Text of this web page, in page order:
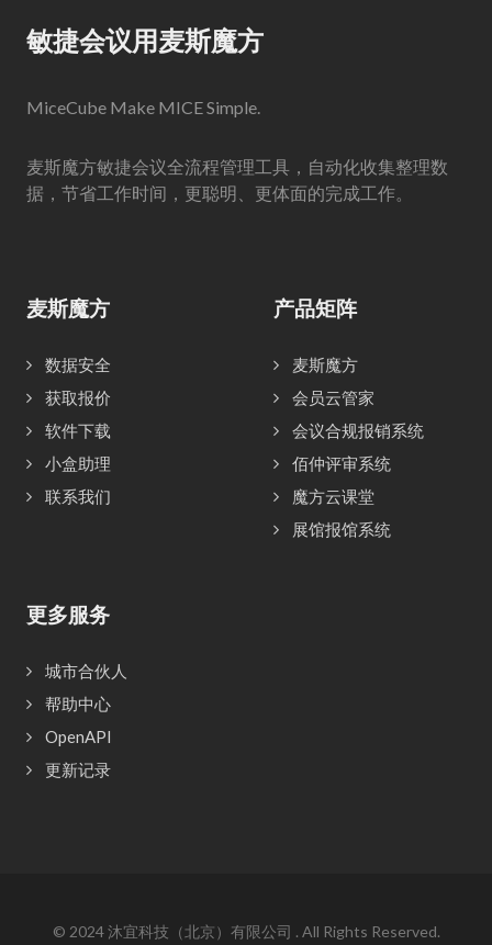
敏捷会议用麦斯魔方
MiceCube Make MICE Simple.
麦斯魔方敏捷会议全流程管理工具，自动化收集整理数
据，节省工作时间，更聪明、更体面的完成工作。
麦斯魔方
数据安全
获取报价
软件下载
小盒助理
联系我们
产品矩阵
麦斯魔方
会员云管家
会议合规报销系统
佰仲评审系统
魔方云课堂
展馆报馆系统
更多服务
城市合伙人
帮助中心
OpenAPI
更新记录
© 2024沐宜科技（北京）有限公司 . All Rights Reserved.